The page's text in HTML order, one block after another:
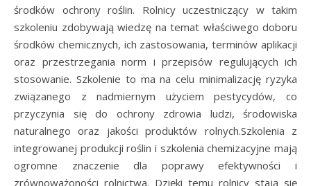
środków ochrony roślin. Rolnicy uczestniczący w takim
szkoleniu zdobywają wiedzę na temat właściwego doboru
środków chemicznych, ich zastosowania, terminów aplikacji
oraz przestrzegania norm i przepisów regulujących ich
stosowanie. Szkolenie to ma na celu minimalizację ryzyka
związanego z nadmiernym użyciem pestycydów, co
przyczynia się do ochrony zdrowia ludzi, środowiska
naturalnego oraz jakości produktów rolnych.Szkolenia z
integrowanej produkcji roślin i szkolenia chemizacyjne mają
ogromne znaczenie dla poprawy efektywności i
zrównoważoności rolnictwa. Dzięki temu rolnicy stają się